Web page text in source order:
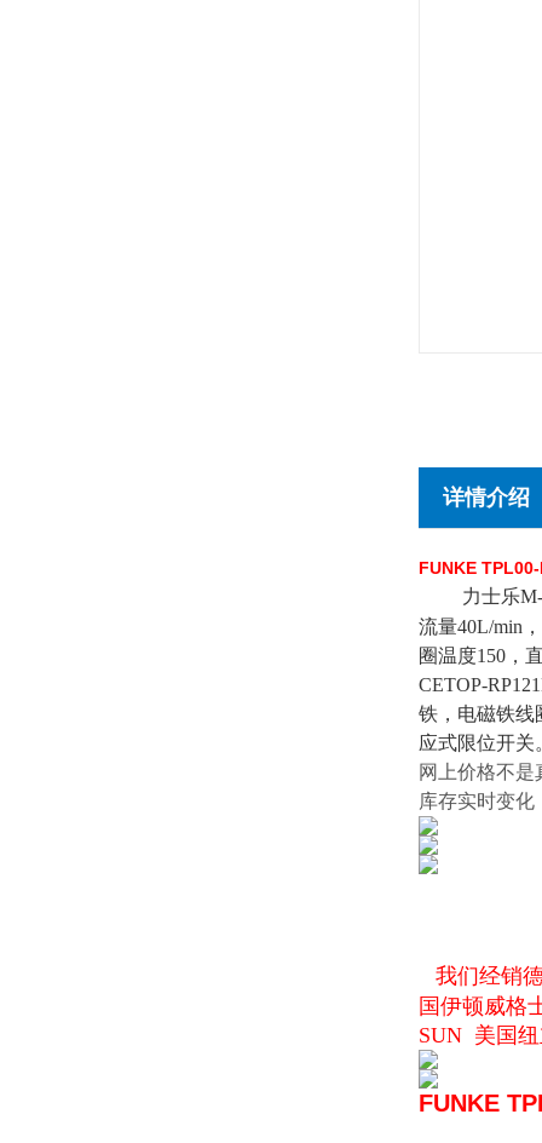
详情介绍
FUNKE
力士乐
流量40L/min
圈温度150，
CETOP-
铁，电磁铁线
应式限位开关
网上价格不
库存实时变
我们经销
国伊顿威格
SUN 美国
FUNKE